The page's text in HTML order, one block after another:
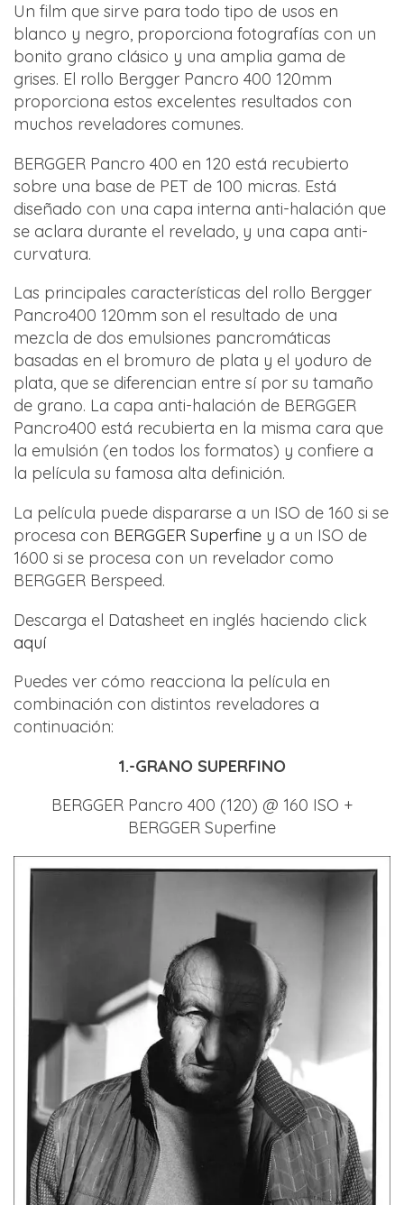
Un film que sirve para todo tipo de usos en
blanco y negro, proporciona fotografías con un
bonito grano clásico y una amplia gama de
grises. El rollo Bergger Pancro 400 120mm
proporciona estos excelentes resultados con
muchos reveladores comunes.
BERGGER Pancro 400 en 120 está recubierto
sobre una base de PET de 100 micras. Está
diseñado con una capa interna anti-halación que
se aclara durante el revelado, y una capa anti-
curvatura.
Las principales características del rollo Bergger
Pancro400 120mm son el resultado de una
mezcla de dos emulsiones pancromáticas
basadas en el bromuro de plata y el yoduro de
plata, que se diferencian entre sí por su tamaño
de grano. La capa anti-halación de BERGGER
Pancro400 está recubierta en la misma cara que
la emulsión (en todos los formatos) y confiere a
la película su famosa alta definición.
La película puede dispararse a un ISO de 160 si se
procesa con BERGGER Superfine y a un ISO de
1600 si se procesa con un revelador como
BERGGER Berspeed.
Descarga el Datasheet en inglés haciendo click
aquí
Puedes ver cómo reacciona la película en
combinación con distintos reveladores a
continuación:
1.-GRANO SUPERFINO
BERGGER Pancro 400 (120) @ 160 ISO +
BERGGER Superfine